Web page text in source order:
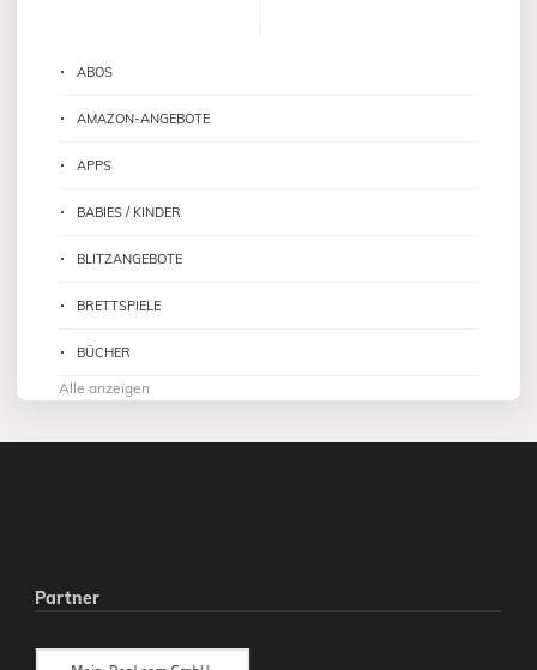
ABOS
AMAZON-ANGEBOTE
APPS
BABIES / KINDER
BLITZANGEBOTE
BRETTSPIELE
BÜCHER
Alle anzeigen
Partner